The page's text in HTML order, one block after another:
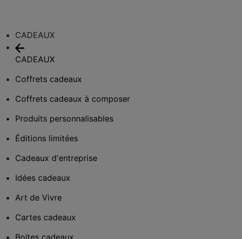
CADEAUX
CADEAUX
Coffrets cadeaux
Coffrets cadeaux à composer
Produits personnalisables
Éditions limitées
Cadeaux d'entreprise
Idées cadeaux
Art de Vivre
Cartes cadeaux
Boites cadeaux